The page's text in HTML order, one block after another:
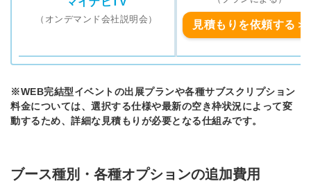
（オンデマンド会社説明会） 見積もりを依頼する＞
※WEB完結型イベントの出展プランや各種サブスクリプション
料金については、選択する仕様や最新の空き枠状況によって変
動するため、詳細な見積もりが必要となる仕組みです。
ブース種別・各種オプションの追加費用